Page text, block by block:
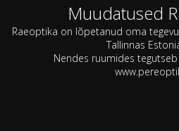
Muudatused
Raeoptika on lõpetanud oma
Tallinnas
Nendes ruumides